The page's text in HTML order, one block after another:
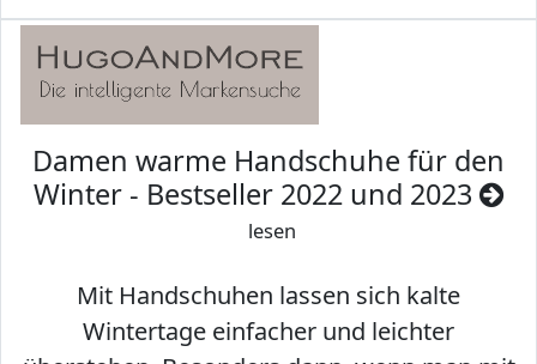
Damen warme Handschuhe für den
Winter - Bestseller 2022 und 2023
lesen
Mit Handschuhen lassen sich kalte
Wintertage einfacher und leichter